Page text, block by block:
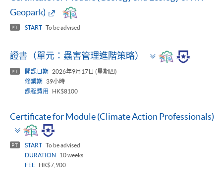
Geopark)
PT START To be advised
證書（單元：蟲害管理進階策略）
Toggle
panel
PT 開課日期
2026年9月17日 (星期四)
修業期
39小時
課程費用
HK$8100
Certificate for Module (Climate Action Professionals)
Toggle
panel
PT START To be advised
DURATION
10 weeks
FEE
HK$7,900